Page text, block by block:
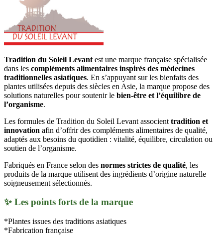
Tradition du Soleil Levant est une marque française spécialisée
dans les compléments alimentaires inspirés des médecines
traditionnelles asiatiques. En s’appuyant sur les bienfaits des
plantes utilisées depuis des siècles en Asie, la marque propose des
solutions naturelles pour soutenir le bien-être et l’équilibre de
l’organisme.
Les formules de Tradition du Soleil Levant associent tradition et
innovation afin d’offrir des compléments alimentaires de qualité,
adaptés aux besoins du quotidien : vitalité, équilibre, circulation ou
soutien de l’organisme.
Fabriqués en France selon des normes strictes de qualité, les
produits de la marque utilisent des ingrédients d’origine naturelle
soigneusement sélectionnés.
✨ Les points forts de la marque
*Plantes issues des traditions asiatiques
*Fabrication française